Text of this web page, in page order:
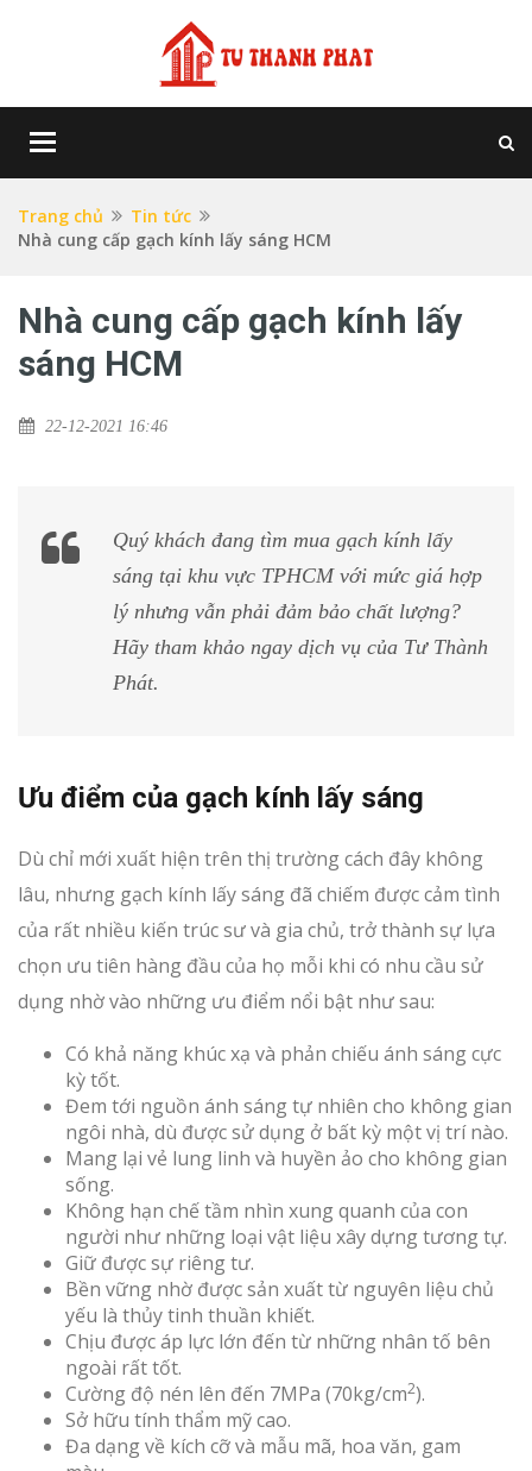
Toggle
Trang chủ
Tin tức
Nhà cung cấp gạch kính lấy sáng HCM
Nhà cung cấp gạch kính lấy
sáng HCM
22-12-2021 16:46
Quý khách đang tìm mua gạch kính lấy
sáng tại khu vực TPHCM với mức giá hợp
lý nhưng vẫn phải đảm bảo chất lượng?
Hãy tham khảo ngay dịch vụ của Tư Thành
Phát.
Ưu điểm của gạch kính lấy sáng
Dù chỉ mới xuất hiện trên thị trường cách đây không
lâu, nhưng gạch kính lấy sáng đã chiếm được cảm tình
của rất nhiều kiến trúc sư và gia chủ, trở thành sự lựa
chọn ưu tiên hàng đầu của họ mỗi khi có nhu cầu sử
dụng nhờ vào những ưu điểm nổi bật như sau:
Có khả năng khúc xạ và phản chiếu ánh sáng cực
kỳ tốt.
Đem tới nguồn ánh sáng tự nhiên cho không gian
ngôi nhà, dù được sử dụng ở bất kỳ một vị trí nào.
Mang lại vẻ lung linh và huyền ảo cho không gian
sống.
Không hạn chế tầm nhìn xung quanh của con
người như những loại vật liệu xây dựng tương tự.
Giữ được sự riêng tư.
Bền vững nhờ được sản xuất từ nguyên liệu chủ
yếu là thủy tinh thuần khiết.
Chịu được áp lực lớn đến từ những nhân tố bên
ngoài rất tốt.
Cường độ nén lên đến 7MPa (70kg/cm2).
Sở hữu tính thẩm mỹ cao.
Đa dạng về kích cỡ và mẫu mã, hoa văn, gam